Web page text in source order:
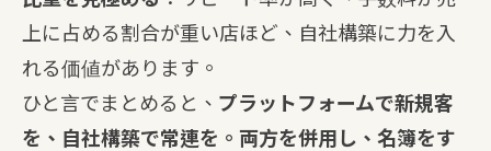
上に占める割合が重い店ほど、自社構築に力を入
れる価値があります。
ひと言でまとめると、 プラットフォームで新規客
を、自社構築で常連を。両方を併用し、名簿をす